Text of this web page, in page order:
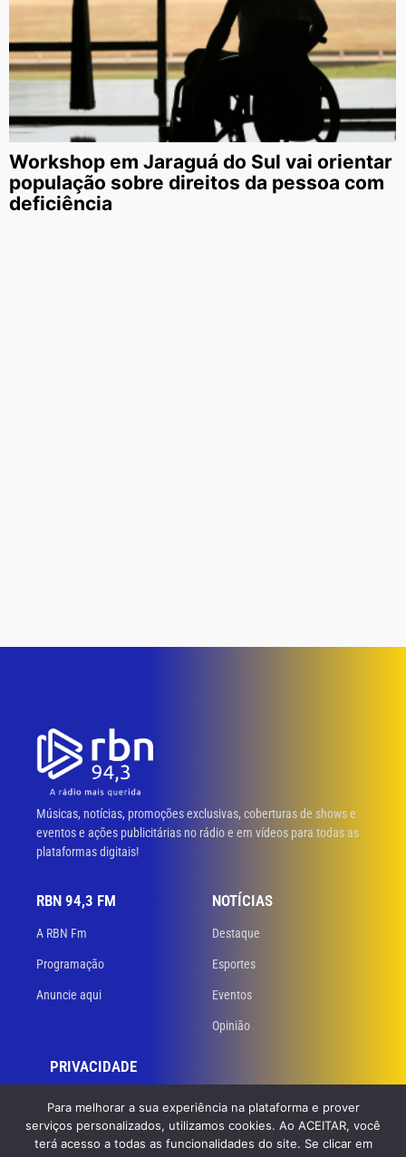
Workshop em Jaraguá do Sul vai orientar
população sobre direitos da pessoa com
deficiência
Músicas, notícias, promoções exclusivas, coberturas de shows e
eventos e ações publicitárias no rádio e em vídeos para todas as
plataformas digitais!
RBN 94,3 FM
A RBN Fm
Programação
Anuncie aqui
NOTÍCIAS
Destaque
Esportes
Eventos
Opinião
PRIVACIDADE
Termos de uso
Para melhorar a sua experiência na plataforma e prover
serviços personalizados, utilizamos cookies. Ao ACEITAR, você
terá acesso a todas as funcionalidades do site. Se clicar em